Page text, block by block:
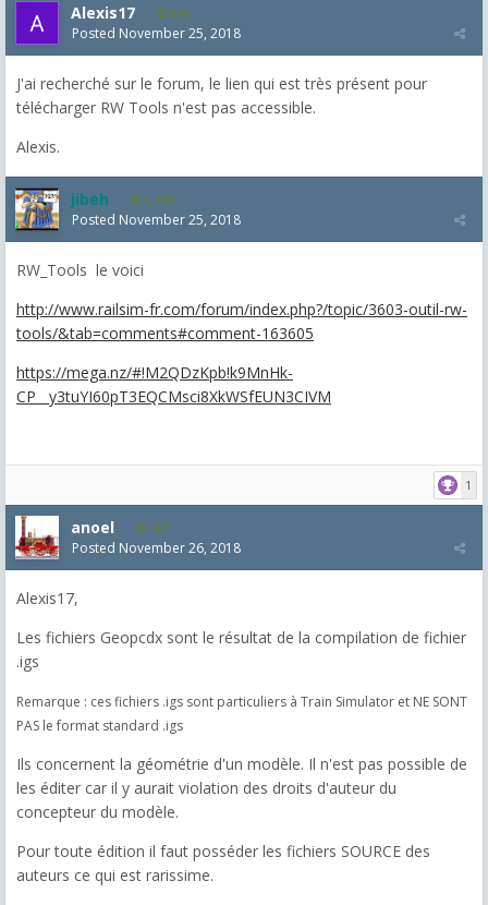
Alexis17 598
Posted November 25, 2018
J'ai recherché sur le forum, le lien qui est très présent pour
télécharger RW Tools n'est pas accessible.
Alexis.
jibeh 5,469
Posted November 25, 2018
RW_Tools le voici
http://www.railsim-fr.com/forum/index.php?/topic/3603-outil-rw-
tools/&tab=comments#comment-163605
https://mega.nz/#!M2QDzKpb!k9MnHk-
CP__y3tuYI60pT3EQCMsci8XkWSfEUN3CIVM
1
anoel 407
Posted November 26, 2018
Alexis17,
Les fichiers Geopcdx sont le résultat de la compilation de fichier
.igs
Remarque : ces fichiers .igs sont particuliers à Train Simulator et NE SONT
PAS le format standard .igs
Ils concernent la géométrie d'un modèle. Il n'est pas possible de
les éditer car il y aurait violation des droits d'auteur du
concepteur du modèle.
Pour toute édition il faut posséder les fichiers SOURCE des
auteurs ce qui est rarissime.